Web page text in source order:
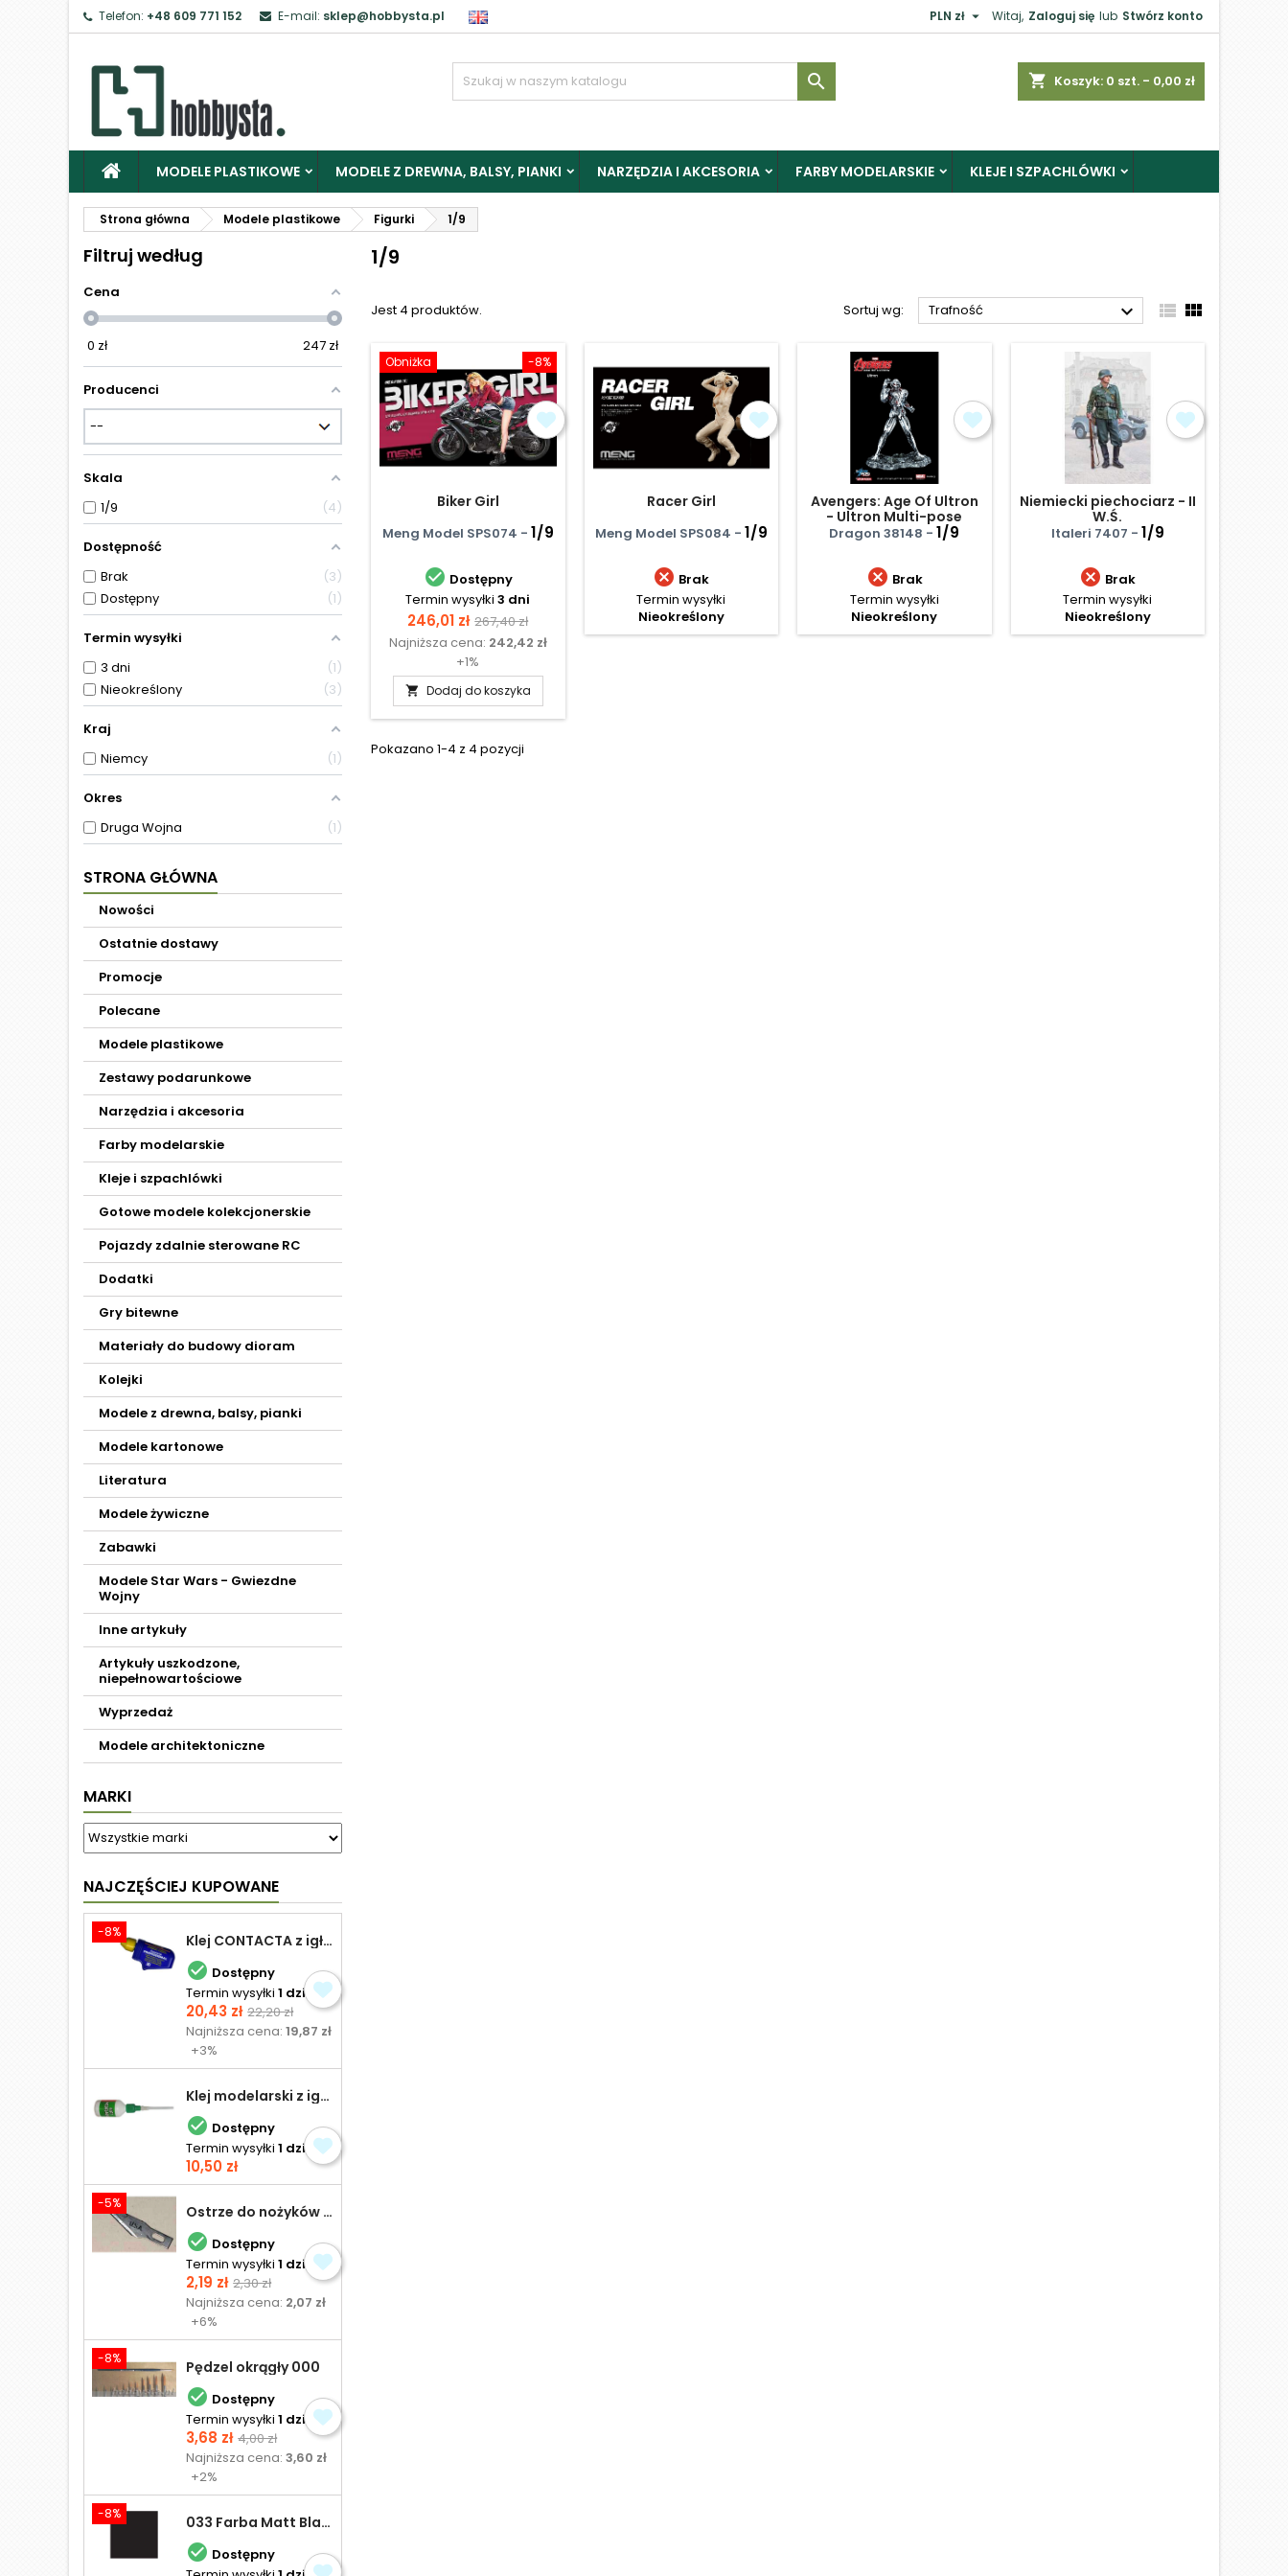
Telefon: +48 609 771 152 E-mail: sklep@hobbysta.pl Witaj, Zaloguj się lub Stwórz konto
PLN zł 
shopping_cart Koszyk: 0 szt. - 0,00 zł

MODELE PLASTIKOWE MODELE Z DREWNA, BALSY, PIANKI NARZĘDZIA I AKCESORIA FARBY MODELARSKIE KLEJE I SZPACHLÓWKI
Strona główna Modele plastikowe Figurki 1/9
Filtruj według
Cena
0 zł 247 zł
Producenci
Skala
1/9
4
Dostępność
Brak
3
Dostępny
1
Termin wysyłki
3 dni
1
Nieokreślony
3
Kraj
Niemcy
1
Okres
Druga Wojna
1
STRONA GŁÓWNA
Nowości
Ostatnie dostawy
Promocje
Polecane
Modele plastikowe
Zestawy podarunkowe
Narzędzia i akcesoria
Farby modelarskie
Kleje i szpachlówki
Gotowe modele kolekcjonerskie
Pojazdy zdalnie sterowane RC
Dodatki
Gry bitewne
Materiały do budowy dioram
Kolejki
Modele z drewna, balsy, pianki
Modele kartonowe
Literatura
Modele żywiczne
Zabawki
Modele Star Wars - Gwiezdne
Wojny
Inne artykuły
Artykuły uszkodzone,
niepełnowartościowe
Wyprzedaż
Modele architektoniczne
MARKI
NAJCZĘŚCIEJ KUPOWANE
-8% Klej CONTACTA z igłą do plastiku 25,0 g
 Dostępny
Termin wysyłki 1 dzień
Cena
20,43 zł Cena
podstawowa
22,20 zł
Najniższa cena:19,87 zł
+3%
Klej modelarski z igłą 30 ml
 Dostępny
Termin wysyłki 1 dzień
Cena
10,50 zł
-5% Ostrze do nożyków Excel
 Dostępny
Termin wysyłki 1 dzień
Cena
2,19 zł Cena
podstawowa
2,30 zł
Najniższa cena: 2,07 zł
+6%
-8% Pędzel okrągły 000
 Dostępny
Termin wysyłki 1 dzień
Cena
3,68 zł Cena
podstawowa
4,00 zł
Najniższa cena:3,60 zł
+2%
-8% 033 Farba Matt Black - olejna
 Dostępny
1/9
Jest 4 produktów. Sortuj wg: Trafność   
-8%
Obniżka
Biker Girl
Meng Model SPS074 - 1/9
 Dostępny
Termin wysyłki 3 dni
Cena
246,01 zł Cena
podstawowa
267,40 zł
Najniższa cena: 242,42 zł
+1%
 Dodaj do koszyka
Racer Girl
Meng Model SPS084 - 1/9
 Brak
Termin wysyłki
Nieokreślony
Avengers: Age Of Ultron
- Ultron Multi-pose
Action Hero With
Dragon 38148 -1/9
 Brak
Termin wysyłki
Nieokreślony
Niemiecki piechociarz - II
W.Ś.
Italeri 7407 - 1/9
 Brak
Termin wysyłki
Nieokreślony
Pokazano 1-4 z 4 pozycji
Zaloguj
Aby zapisać produkty do Schowka, musisz się zalogować.
Anuluj Zaloguj